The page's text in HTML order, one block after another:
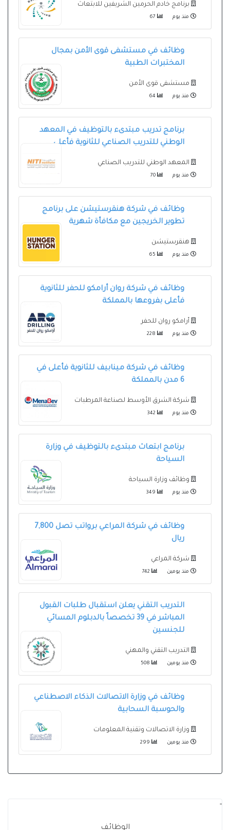
برنامج خادم الحرمين الشريفين للابتعاث
منذ يوم
وظائف في مستشفى قوى الأمن بمجال
المختبرات الطبية
مستشفى قوى الأمن
منذ يوم
برنامج تدريب مبتدىء بالتوظيف في المعهد
الوطني للتدريب الصناعي للثانوية فأعلى
المعهد الوطني للتدريب الصناعي
منذ يوم
وظائف في شركة هنقرستيشن على برنامج
تطوير الخريجين مع مكافأة شهرية
هنقرستيشن
منذ يوم
وظائف في شركة روان أرامكو للحفر للثانوية
فأعلى بفروعها بالمملكة
أرامكو روان للحفر
منذ يوم
وظائف في شركة مينابيف للثانوية فأعلى في
6 مدن بالمملكة
شركة الشرق الأوسط لصناعة المرطبات
منذ يوم
برنامج ابتعاث مبتدىء بالتوظيف في وزارة
السياحة
وظائف وزارة السياحة
منذ يوم
وظائف في شركة المراعي برواتب تصل 7,800
ريال
شركة المراعي
منذ يومين
التدريب التقني يعلن استقبال طلبات القبول
المباشر في 39 تخصصاً بالدبلوم المسائي
للجنسين
التدريب التقني والمهني
منذ يومين
وظائف في وزارة الاتصالات الذكاء الاصطناعي
والحوسبة السحابية
وزارة الاتصالات وتقنية المعلومات
منذ يومين
-
الوظائف